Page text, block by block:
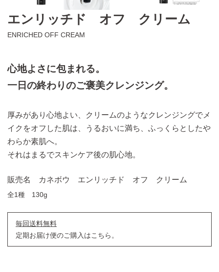
エンリッチド オフ クリーム
ENRICHED OFF CREAM
心地よさに包まれる。
一日の終わりのご褒美クレンジング。
厚みがあり心地よい、クリームのようなクレンジングでメ
イクをオフした肌は、うるおいに満ち、ふっくらとしたや
わらか素肌へ。
それはまるでスキンケア後の肌心地。
販売名 カネボウ エンリッチド オフ クリーム
全1種 130g
毎回送料無料
定期お届け便のご購入はこちら。